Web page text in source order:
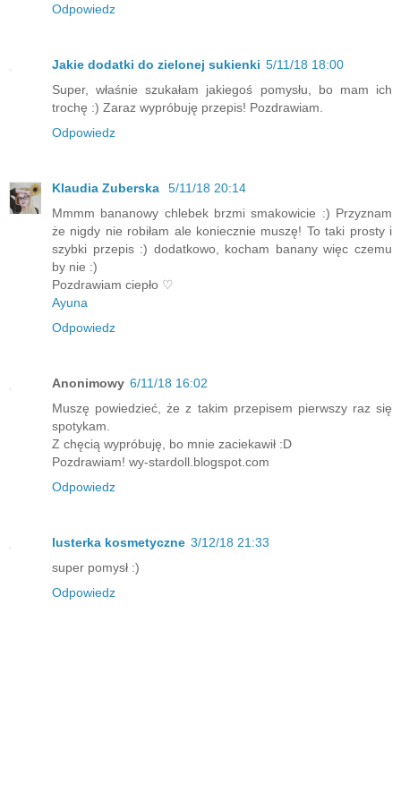
Odpowiedz
Jakie dodatki do zielonej sukienki 5/11/18 18:00
Super, właśnie szukałam jakiegoś pomysłu, bo mam ich
trochę :) Zaraz wypróbuję przepis! Pozdrawiam.
Odpowiedz
Klaudia Zuberska
5/11/18 20:14
Mmmm bananowy chlebek brzmi smakowicie :) Przyznam
że nigdy nie robiłam ale koniecznie muszę! To taki prosty i
szybki przepis :) dodatkowo, kocham banany więc czemu
by nie :)
Pozdrawiam ciepło ♡
Ayuna
Odpowiedz
Anonimowy 6/11/18 16:02
Muszę powiedzieć, że z takim przepisem pierwszy raz się
spotykam.
Z chęcią wypróbuję, bo mnie zaciekawił :D
Pozdrawiam! wy-stardoll.blogspot.com
Odpowiedz
lusterka kosmetyczne 3/12/18 21:33
super pomysł :)
Odpowiedz